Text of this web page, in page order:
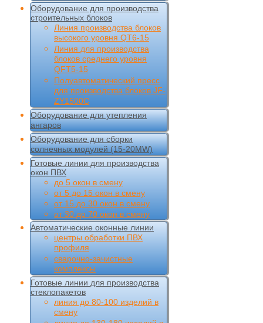
Оборудование для производства
строительных блоков
Линия производства блоков
высокого уровня QT6-15
Линия для производства
блоков среднего уровня
QFT5-15
Полуавтоматический пресс
для производства блоков JF-
ZY1500C
Оборудование для утепления
ангаров
Оборудование для сборки
солнечных модулей (15-20MW)
Готовые линии для производства
окон ПВХ
до 5 окон в смену
от 5 до 15 окон в смену
от 15 до 30 окон в смену
от 30 до 70 окон в смену
Автоматические оконные линии
центры обработки ПВХ
профиля
сварочно-зачистные
комплексы
Готовые линии для производства
стеклопакетов
линия до 80-100 изделий в
смену